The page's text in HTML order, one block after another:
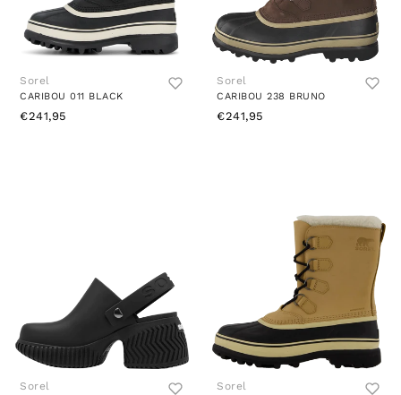
Sorel
CARIBOU 011 BLACK
€241,95
Sorel
CARIBOU 238 BRUNO
€241,95
Sorel Sorel